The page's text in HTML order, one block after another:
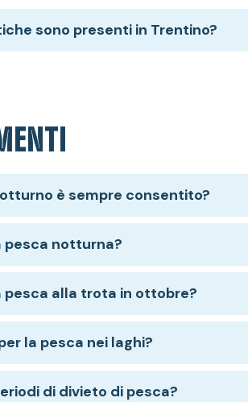
sono presenti in Trentino?
è sempre consentito?
pesca notturna?
pesca alla trota in ottobre?
la pesca nei laghi?
di divieto di pesca?